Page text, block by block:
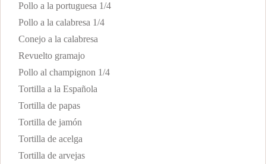
Pollo a la portuguesa 1/4
Pollo a la calabresa 1/4
Conejo a la calabresa
Revuelto gramajo
Pollo al champignon 1/4
Tortilla a la Española
Tortilla de papas
Tortilla de jamón
Tortilla de acelga
Tortilla de arvejas